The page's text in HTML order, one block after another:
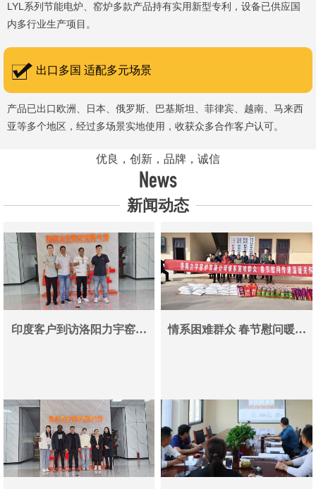
LYL系列节能电炉、窑炉多款产品持有实用新型专利，设备已供应国
内多行业生产项目。
出口多国 适配多元场景
产品已出口欧洲、日本、俄罗斯、巴基斯坦、菲律宾、越南、马来西
亚等多个地区，经过多场景实地使用，收获众多合作客户认可。
优良，创新，品牌，诚信
News
新闻动态
印度客户到访洛阳力宇窑炉
情系困难群众 春节慰问暖人